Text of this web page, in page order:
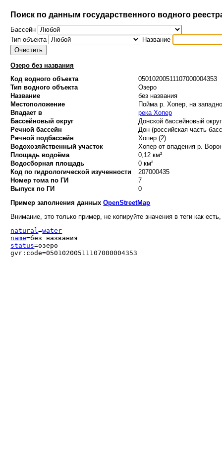
Поиск по данным государственного водного
Бассейн
Тип объекта
Название
Озеро без названия
Код водного объекта
05010200511107000004353
Тип водного объекта
Озеро
Название
без названия
Местоположение
Пойма р. Хопер, на
Впадает в
река Хопер
Бассейновый округ
Донской бассейновый
Речной бассейн
Дон (российская часть
Речной подбассейн
Хопер (2)
Водохозяйственный участок
Хопер от впадения р.
Площадь водоёма
0,12 км²
Водосборная площадь
0 км²
Код по гидрологической изученности
207000435
Номер тома по ГИ
7
Выпуск по ГИ
0
Пример заполнения данныхOpenStreetMap
Внимание, это только пример, не копируйте значения в теги как
natural=water
name=без названия
status=озеро
gvr:code=05010200511107000004353